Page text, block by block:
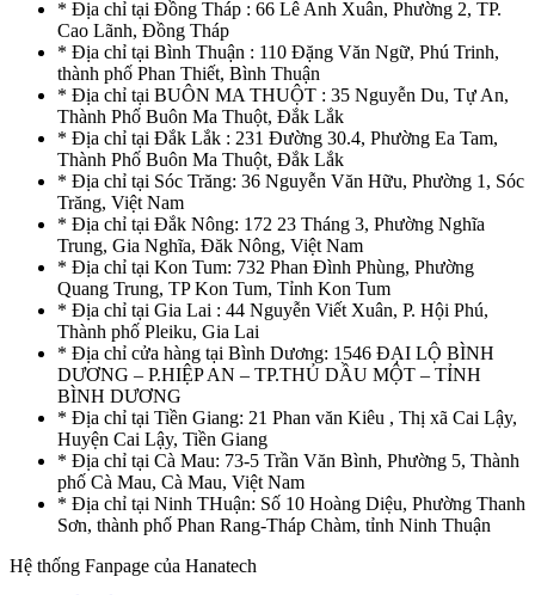
* Địa chỉ tại Đồng Tháp : 66 Lê Anh Xuân, Phường 2, TP.
Cao Lãnh, Đồng Tháp
* Địa chỉ tại Bình Thuận : 110 Đặng Văn Ngữ, Phú Trinh,
thành phố Phan Thiết, Bình Thuận
* Địa chỉ tại BUÔN MA THUỘT : 35 Nguyễn Du, Tự An,
Thành Phố Buôn Ma Thuột, Đắk Lắk
* Địa chỉ tại Đắk Lắk : 231 Đường 30.4, Phường Ea Tam,
Thành Phố Buôn Ma Thuột, Đắk Lắk
* Địa chỉ tại Sóc Trăng: 36 Nguyễn Văn Hữu, Phường 1, Sóc
Trăng, Việt Nam
* Địa chỉ tại Đắk Nông: 172 23 Tháng 3, Phường Nghĩa
Trung, Gia Nghĩa, Đăk Nông, Việt Nam
* Địa chỉ tại Kon Tum: 732 Phan Đình Phùng, Phường
Quang Trung, TP Kon Tum, Tỉnh Kon Tum
* Địa chỉ tại Gia Lai : 44 Nguyễn Viết Xuân, P. Hội Phú,
Thành phố Pleiku, Gia Lai
* Địa chỉ cửa hàng tại Bình Dương: 1546 ĐẠI LỘ BÌNH
DƯƠNG – P.HIỆP AN – TP.THỦ DẦU MỘT – TỈNH
BÌNH DƯƠNG
* Địa chỉ tại Tiền Giang: 21 Phan văn Kiêu , Thị xã Cai Lậy,
Huyện Cai Lậy, Tiền Giang
* Địa chỉ tại Cà Mau: 73-5 Trần Văn Bình, Phường 5, Thành
phố Cà Mau, Cà Mau, Việt Nam
* Địa chỉ tại Ninh THuận: Số 10 Hoàng Diệu, Phường Thanh
Sơn, thành phố Phan Rang-Tháp Chàm, tỉnh Ninh Thuận
Hệ thống Fanpage của Hanatech